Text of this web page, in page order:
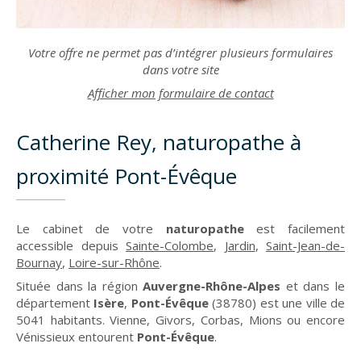
Votre offre ne permet pas d’intégrer plusieurs formulaires
dans votre site
Afficher mon formulaire de contact
Catherine Rey, naturopathe à
proximité Pont-Évêque
Le cabinet de votre naturopatheest facilement
accessible depuis Sainte-Colombe, Jardin, Saint-Jean-de-
Bournay, Loire-sur-Rhône.
Située dans la régionAuvergne-Rhône-Alpes et dans le
département Isère, Pont-Évêque(38780) est une ville de
5041 habitants. Vienne, Givors, Corbas, Mions ou encore
Vénissieux entourent Pont-Évêque.